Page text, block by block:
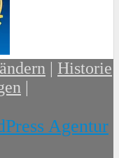
| Historie
|
Agentur